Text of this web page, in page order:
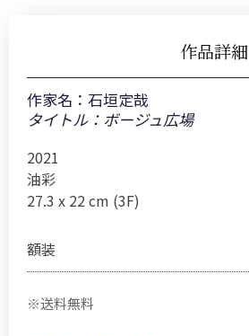
作品詳細
作家名： 石垣定哉
タイトル：ボージュ広場
2021
油彩
27.3 x 22 cm (3F)
額装
※送料無料